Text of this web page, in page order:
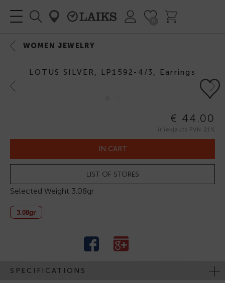
WOMEN JEWELRY
LOTUS SILVER, LP1592-4/3, Earrings
Previous Next
€ 44.00
ir iekļauts PVN 21%
IN CART
LIST OF STORES
Selected Weight 3.08gr
3.08gr
SPECIFICATIONS